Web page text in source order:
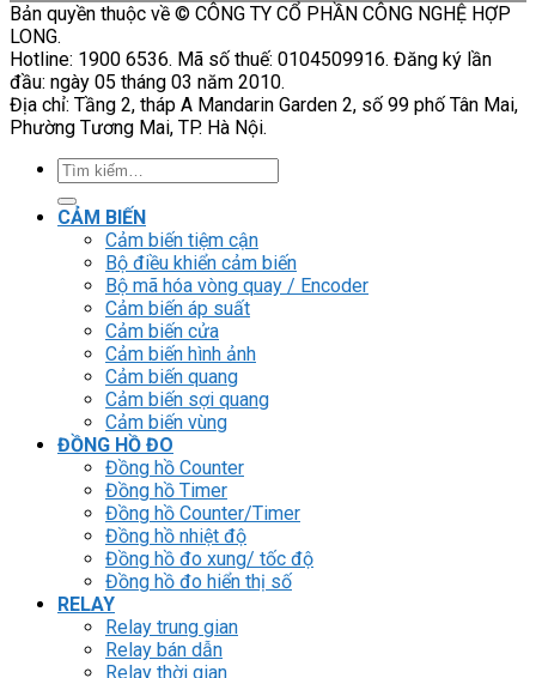
Bản quyền thuộc về © CÔNG TY CỔ PHẦN CÔNG NGHỆ HỢP
LONG.
Hotline: 1900 6536. Mã số thuế: 0104509916. Đăng ký lần
đầu: ngày 05 tháng 03 năm 2010.
Địa chỉ: Tầng 2, tháp A Mandarin Garden 2, số 99 phố Tân Mai,
Phường Tương Mai, TP. Hà Nội.
Tìm
kiếm:
CẢM BIẾN
Cảm biến tiệm cận
Bộ điều khiển cảm biến
Bộ mã hóa vòng quay / Encoder
Cảm biến áp suất
Cảm biến cửa
Cảm biến hình ảnh
Cảm biến quang
Cảm biến sợi quang
Cảm biến vùng
ĐỒNG HỒ ĐO
Đồng hồ Counter
Đồng hồ Timer
Đồng hồ Counter/Timer
Đồng hồ nhiệt độ
Đồng hồ đo xung/ tốc độ
Đồng hồ đo hiển thị số
RELAY
Relay trung gian
Relay bán dẫn
Relay thời gian